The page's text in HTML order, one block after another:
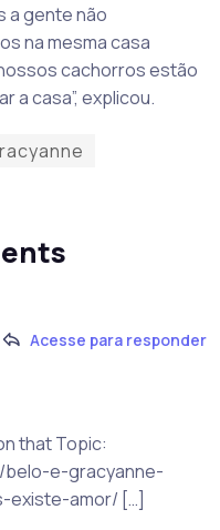
a gente não
na mesma casa
cachorros estão
a casa”, explicou.
Acesse para responder
that Topic:
e-gracyanne-
existe-amor/ […]